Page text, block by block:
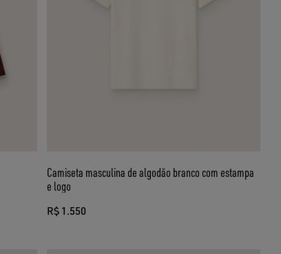
Camiseta masculina de algodão branco com estampa
e logo
R$ 1.550